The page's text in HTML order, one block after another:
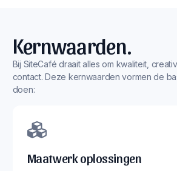
Kernwaarden.
Bij SiteCafé draait alles om kwaliteit,
contact. Deze kernwaarden vormen de
doen:
Maatwerk oplossingen